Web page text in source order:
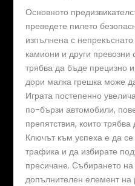
Основното
преведете пилето
изпълнена с
камиони и други превозни
трябва да бъде прецизно
дори малка грешка може
Играта постепенно
по-бързи автомобили,
препятствия, които
Ключът към успеха е да
трафика и да избирате
пресичане. Събирането
допълнителен елемент на